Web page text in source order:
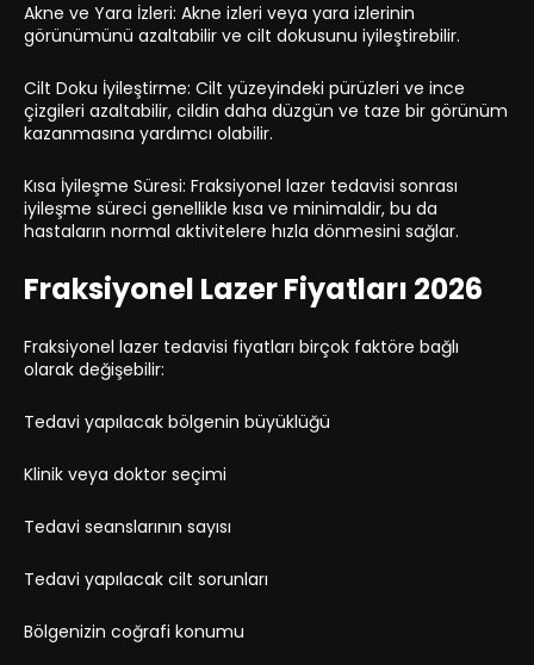
Akne ve Yara İzleri: Akne izleri veya yara izlerinin
görünümünü azaltabilir ve cilt dokusunu iyileştirebilir.
Cilt Doku İyileştirme: Cilt yüzeyindeki pürüzleri ve ince
çizgileri azaltabilir, cildin daha düzgün ve taze bir görünüm
kazanmasına yardımcı olabilir.
Kısa İyileşme Süresi: Fraksiyonel lazer tedavisi sonrası
iyileşme süreci genellikle kısa ve minimaldir, bu da
hastaların normal aktivitelere hızla dönmesini sağlar.
Fraksiyonel Lazer Fiyatları 2026
Fraksiyonel lazer tedavisi fiyatları birçok faktöre bağlı
olarak değişebilir:
Tedavi yapılacak bölgenin büyüklüğü
Klinik veya doktor seçimi
Tedavi seanslarının sayısı
Tedavi yapılacak cilt sorunları
Bölgenizin coğrafi konumu